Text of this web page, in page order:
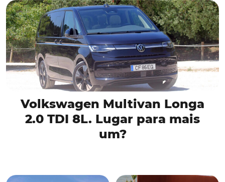
Volkswagen Multivan Longa
2.0 TDI 8L. Lugar para mais
um?